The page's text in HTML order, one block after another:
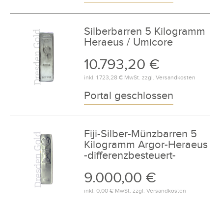
Silberbarren 5 Kilogramm
Heraeus / Umicore
10.793,20 €
inkl. 1.723,28 €MwSt. zzgl. Versandkosten
Portal geschlossen
Fiji-Silber-Münzbarren 5
Kilogramm Argor-Heraeus
-differenzbesteuert-
9.000,00 €
inkl. 0,00 €MwSt. zzgl. Versandkosten